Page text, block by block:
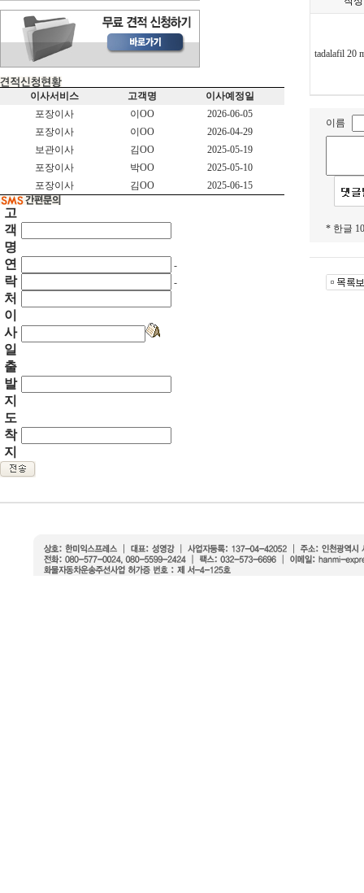
이사서비스 고객명
이사예정일
포장이사
이OO
2026-06-05
포장이사
이OO
2026-04-29
보관이사
김OO
2025-05-19
포장이사
박OO
2025-05-10
포장이사
김OO 2025-06-15
고
객
명
연
락
처
-
-
이
사
일
출
발
지
도
착
지
tadalafil 20
이름
* 한글